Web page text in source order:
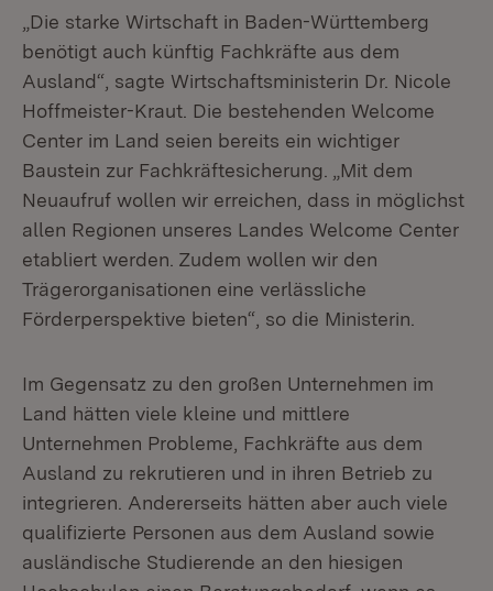
„Die starke Wirtschaft in Baden-Württemberg
benötigt auch künftig Fachkräfte aus dem
Ausland“, sagte Wirtschaftsministerin Dr. Nicole
Hoffmeister-Kraut. Die bestehenden Welcome
Center im Land seien bereits ein wichtiger
Baustein zur Fachkräftesicherung. „Mit dem
Neuaufruf wollen wir erreichen, dass in möglichst
allen Regionen unseres Landes Welcome Center
etabliert werden. Zudem wollen wir den
Trägerorganisationen eine verlässliche
Förderperspektive bieten“, so die Ministerin.
Im Gegensatz zu den großen Unternehmen im
Land hätten viele kleine und mittlere
Unternehmen Probleme, Fachkräfte aus dem
Ausland zu rekrutieren und in ihren Betrieb zu
integrieren. Andererseits hätten aber auch viele
qualifizierte Personen aus dem Ausland sowie
ausländische Studierende an den hiesigen